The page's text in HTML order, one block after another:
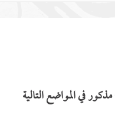
في المواضع التالية